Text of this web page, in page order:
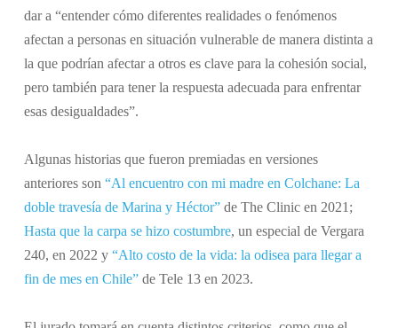
dar a “entender cómo diferentes realidades o fenómenos
afectan a personas en situación vulnerable de manera distinta a
la que podrían afectar a otros es clave para la cohesión social,
pero también para tener la respuesta adecuada para enfrentar
esas desigualdades”.
Algunas historias que fueron premiadas en versiones
anteriores son “Al encuentro con mi madre en Colchane: La
doble travesía de Marina y Héctor”de The Clinic en 2021;
Hasta que la carpa se hizo costumbre, un especial de Vergara
240, en 2022 y “Alto costo de la vida: la odisea para llegar a
fin de mes en Chile”de Tele 13 en 2023.